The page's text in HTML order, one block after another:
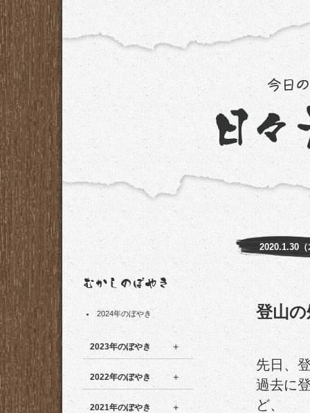
2024年のぼやき
2023年のぼやき
2022年のぼやき
2021年のぼやき
2020.1.30（
登山
先日、
過去に
ど、